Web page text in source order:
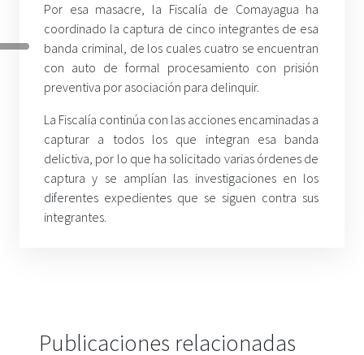
Por esa masacre, la Fiscalía de Comayagua ha
coordinado la captura de cinco integrantes de esa
banda criminal, de los cuales cuatro se encuentran
con auto de formal procesamiento con prisión
preventiva por asociación para delinquir.
La Fiscalía continúa con las acciones encaminadas a
capturar a todos los que integran esa banda
delictiva, por lo que ha solicitado varias órdenes de
captura y se amplían las investigaciones en los
diferentes expedientes que se siguen contra sus
integrantes.
Publicaciones relacionadas